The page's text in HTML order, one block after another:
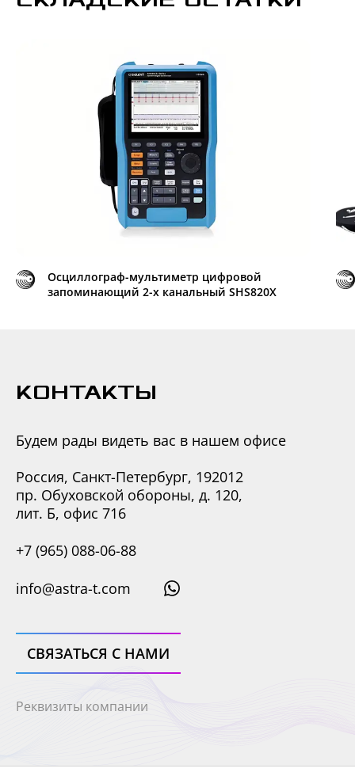
Осциллограф-мультиметр цифровой
запоминающий 2-х канальный SHS820X
КОНТАКТЫ
Будем рады видеть вас в нашем офисе
Россия, Санкт-Петербург, 192012
пр. Обуховской обороны, д. 120,
лит. Б, офис 716
+7 (965) 088-06-88
info@astra-t.com
СВЯЗАТЬСЯ С НАМИ
Реквизиты компании